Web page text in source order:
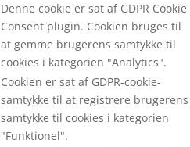
Denne cookie er sat af GDPR Cookie
Consent plugin. Cookien bruges til
at gemme brugerens samtykke til
cookies i kategorien "Analytics".
Cookien er sat af GDPR-cookie-
samtykke til at registrere brugerens
samtykke til cookies i kategorien
"Funktionel".